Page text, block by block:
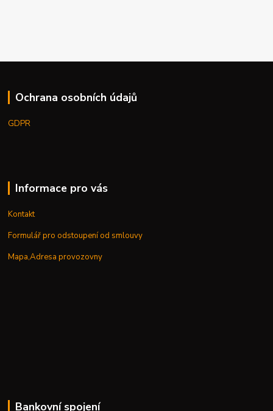
Ochrana osobních údajů
GDPR
Informace pro vás
Kontakt
Formulář pro odstoupení od smlouvy
Mapa,Adresa provozovny
Bankovní spojení